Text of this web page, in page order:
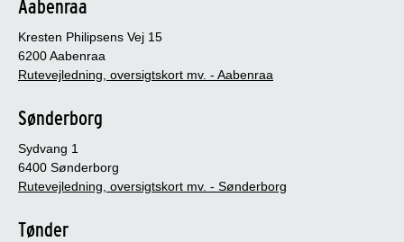
Aabenraa
Kresten Philipsens Vej 15
6200 Aabenraa
Rutevejledning, oversigtskort mv. - Aabenraa
Sønderborg
Sydvang 1
6400 Sønderborg
Rutevejledning, oversigtskort mv. - Sønderborg
Tønder